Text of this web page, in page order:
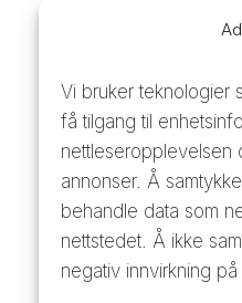
Vi bruker teknologier
få tilgang til
nettleseropplevelsen
annonser. Å
behandle data som
nettstedet. Å ikke
negativ innvirkning